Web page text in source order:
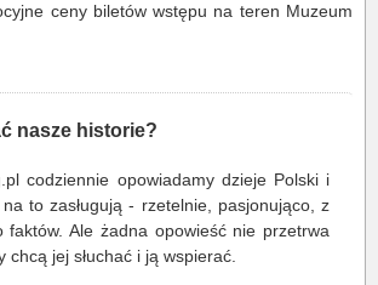
ceny biletów wstępu na teren Muzeum
nasze historie?
codziennie opowiadamy dzieje Polski i
to zasługują - rzetelnie, pasjonująco, z
faktów. Ale żadna opowieść nie przetrwa
chcą jej słuchać i ją wspierać.